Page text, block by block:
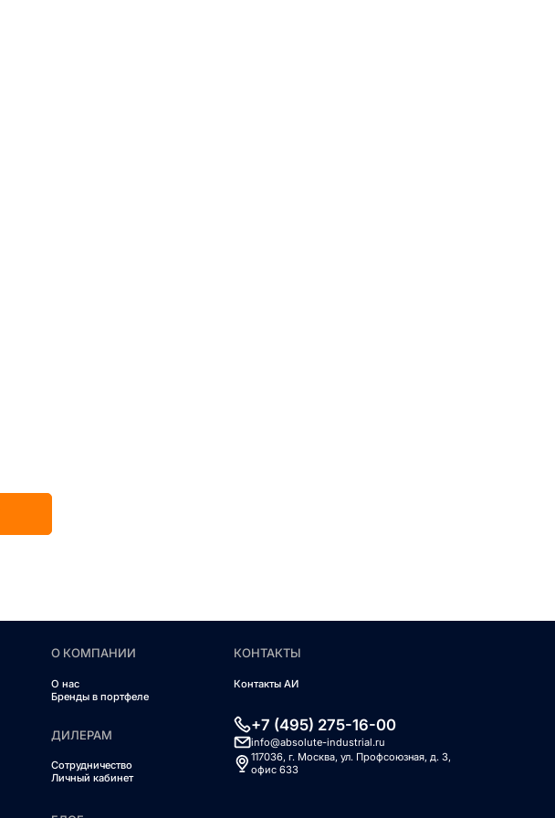
О КОМПАНИИ
О нас
Бренды в портфеле
ДИЛЕРАМ
Сотрудничество
Личный кабинет
КОНТАКТЫ
Контакты АИ
+7 (495) 275-16-00
info@absolute-industrial.ru
117036, г. Москва, ул. Профсоюзная, д. 3,
офис 633